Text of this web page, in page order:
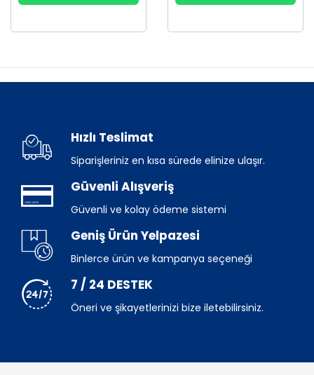
Hızlı Teslimat
Siparişleriniz en kısa sürede elinize ulaşır.
Güvenli Alışveriş
Güvenli ve kolay ödeme sistemi
Geniş Ürün Yelpazesi
Binlerce ürün ve kampanya seçeneği
7 / 24 DESTEK
Öneri ve şikayetlerinizi bize iletebilirsiniz.